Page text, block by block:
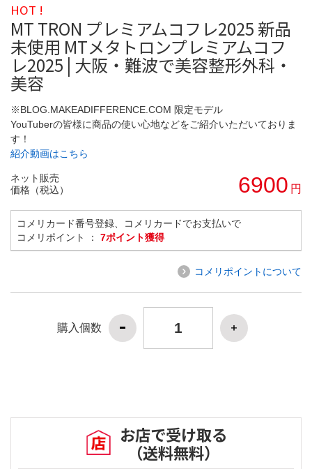
HOT !
MT TRON プレミアムコフレ2025 新品
未使用 MTメタトロンプレミアムコフ
レ2025 | 大阪・難波で美容整形外科・
美容
※BLOG.MAKEADIFFERENCE.COM 限定モデル
YouTuberの皆様に商品の使い心地などをご紹介いただいておりま
す！
紹介動画はこちら
ネット販売
価格（税込）
6900 円
コメリカード番号登録、コメリカードでお支払いで
コメリポイント ： 7ポイント獲得
コメリポイントについて
購入個数
お店で受け取る
（送料無料）